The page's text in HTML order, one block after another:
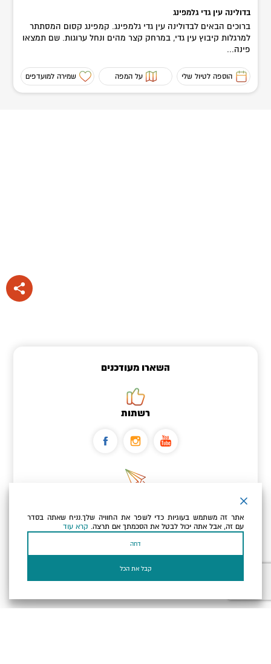
בדולינה עין גדי גלמפינג
ברוכים הבאים לבדולינה עין גדי גלמפינג. קמפינג קסום המסתתר
למרגלות קיבוץ עין גדי, במרחק קצר מהים ונחל ערוגות. שם תמצאו
פינה...
הוספה לטיול שלי על המפה שמירה למועדפים
השארו מעודכנים
רשתות
כתובת הדוא"ל שלך
אני מאשר/ת שקראתי ומסכים/הלמדיניות הפרטיות ולמדיניות
אתר זה משתמש בעוגיות כדי לשפר את החוויה שלך.נניח שאתה בסדר
עם זה, אבל אתה יכול לבטל את הסכמתך אם תרצה. קרא עוד
דחה
קבל את הכל